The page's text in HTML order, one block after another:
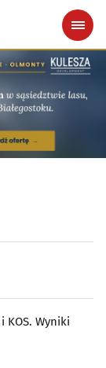
KOS. Wyniki